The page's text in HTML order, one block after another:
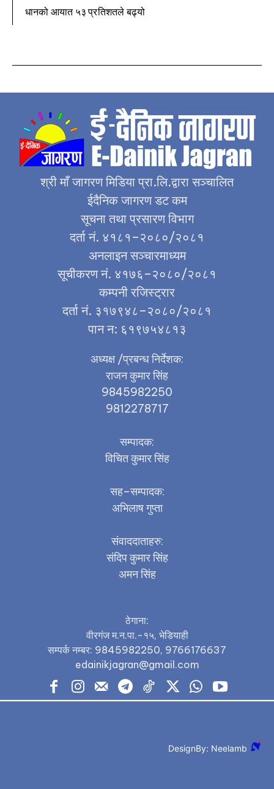
धानको आयात ५३ प्रतिशतले बढ्यो
श्री माँ जागरण मिडिया प्रा.लि.द्वारा सञ्चालित
ईदैनिक जागरण डट कम
सूचना तथा प्रसारण विभाग
दर्ता नं. ४१८१–२०८०/२०८१
अनलाइन सञ्चारमाध्यम
सूचीकरण नं. ४१७६–२०८०/२०८१
कम्पनी रजिस्ट्रार
दर्ता नं. ३१७९४८–२०८०/२०८१
पान न: ६१९७५४८१३
अध्यक्ष /प्रबन्ध निर्देशक:
राजन कुमार सिंह
9845982250
9812278717
सम्पादक:
विचित कुमार सिंह
सह–सम्पादक:
अभिलाष गुप्ता
संवाददाताहरु:
संदिप कुमार सिंह
अमन सिंह
ठेगाना:
वीरगंज म.न.पा.-१५, भेडियाही
सम्पर्क नम्बर: 9845982250, 9766176637
edainikjagran@gmail.com
DesignBy: Neelamb